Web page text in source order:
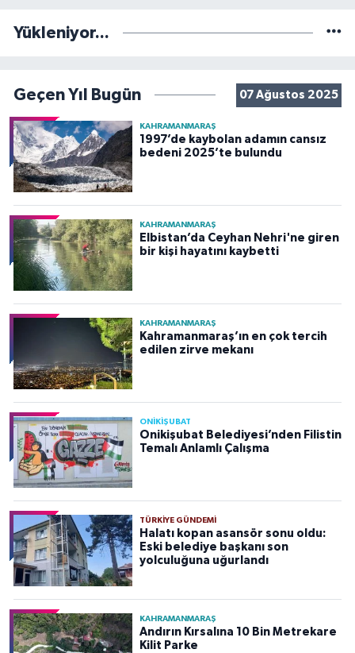
Yükleniyor...
Geçen Yıl Bugün 07 Ağustos 2025
KAHRAMANMARAŞ
1997’de kaybolan adamın cansız
bedeni 2025’te bulundu
KAHRAMANMARAŞ
Elbistan’da Ceyhan Nehri'ne giren
bir kişi hayatını kaybetti
KAHRAMANMARAŞ
Kahramanmaraş’ın en çok tercih
edilen zirve mekanı
ONİKİŞUBAT
Onikişubat Belediyesi’nden Filistin
Temalı Anlamlı Çalışma
TÜRKIYE GÜNDEMI
Halatı kopan asansör sonu oldu:
Eski belediye başkanı son
yolculuğuna uğurlandı
KAHRAMANMARAŞ
Andırın Kırsalına 10 Bin Metrekare
Kilit Parke